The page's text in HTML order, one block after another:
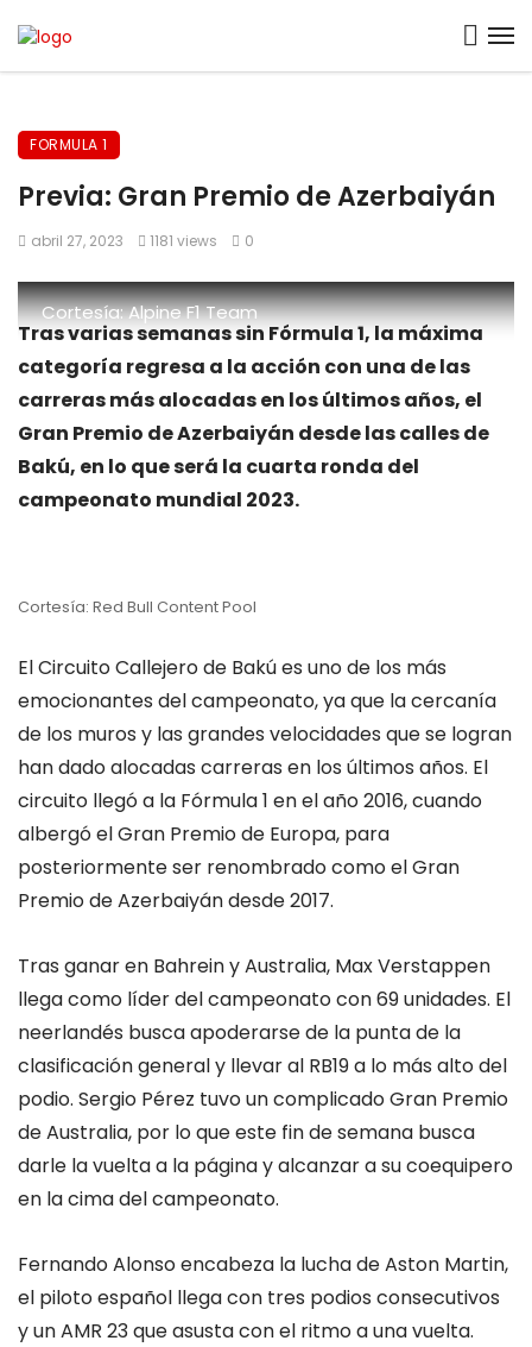
FORMULA 1
Previa: Gran Premio de Azerbaiyán
abril 27, 2023 1181 views 0
Cortesía: Alpine F1 Team
Tras varias semanas sin Fórmula 1, la máxima
categoría regresa a la acción con una de las
carreras más alocadas en los últimos años, el
Gran Premio de Azerbaiyán desde las calles de
Bakú, en lo que será la cuarta ronda del
campeonato mundial 2023.
Cortesía: Red Bull Content Pool
El Circuito Callejero de Bakú es uno de los más
emocionantes del campeonato, ya que la cercanía
de los muros y las grandes velocidades que se logran
han dado alocadas carreras en los últimos años. El
circuito llegó a la Fórmula 1 en el año 2016, cuando
albergó el Gran Premio de Europa, para
posteriormente ser renombrado como el Gran
Premio de Azerbaiyán desde 2017.
Tras ganar en Bahrein y Australia, Max Verstappen
llega como líder del campeonato con 69 unidades. El
neerlandés busca apoderarse de la punta de la
clasificación general y llevar al RB19 a lo más alto del
podio. Sergio Pérez tuvo un complicado Gran Premio
de Australia, por lo que este fin de semana busca
darle la vuelta a la página y alcanzar a su coequipero
en la cima del campeonato.
Fernando Alonso encabeza la lucha de Aston Martin,
el piloto español llega con tres podios consecutivos
y un AMR 23 que asusta con el ritmo a una vuelta.